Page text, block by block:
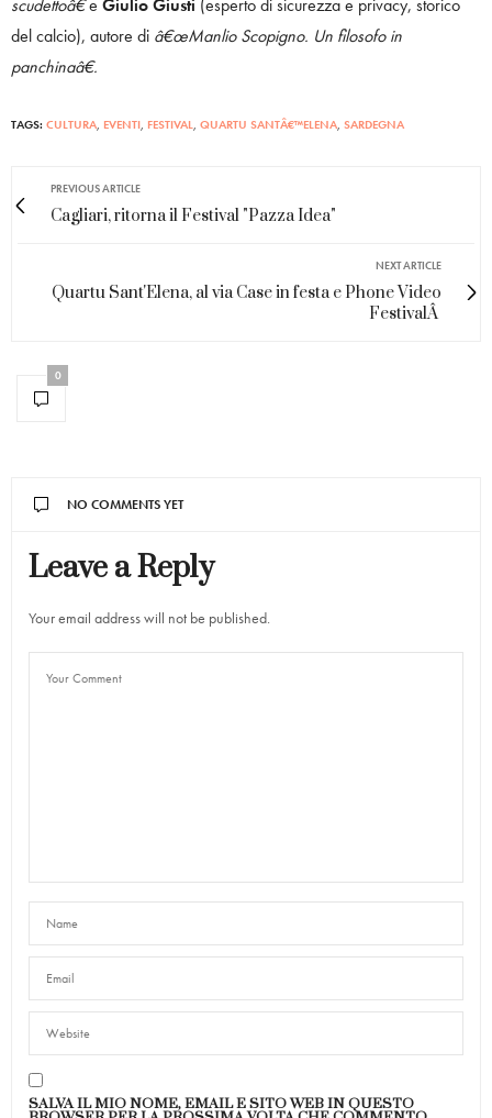
scudettoâ€e Giulio Giusti (esperto di sicurezza e privacy, storico
del calcio), autore di â€œManlio Scopigno. Un filosofo in
panchinaâ€.
TAGS: CULTURA, EVENTI, FESTIVAL, QUARTU SANTÂ€™ELENA, SARDEGNA
PREVIOUS ARTICLE
Cagliari, ritorna il Festival "Pazza Idea"
NEXT ARTICLE
Quartu Sant'Elena, al via Case in festa e Phone Video
FestivalÂ
0
NO COMMENTS YET
Leave a Reply
Your email address will not be published.
SALVA IL MIO NOME, EMAIL E SITO WEB IN QUESTO